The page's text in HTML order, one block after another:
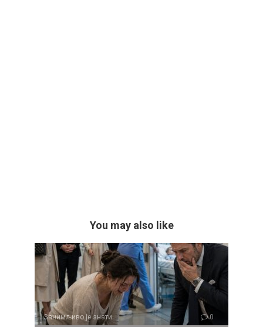
You may also like
Занимљиво је знати 0